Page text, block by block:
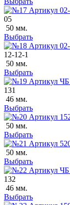
05
50 мм.
Выбрать
12-12-1
50 мм.
Выбрать
131
46 мм.
Выбрать
50 мм.
Выбрать
50 мм.
Выбрать
132
46 мм.
Выбрать